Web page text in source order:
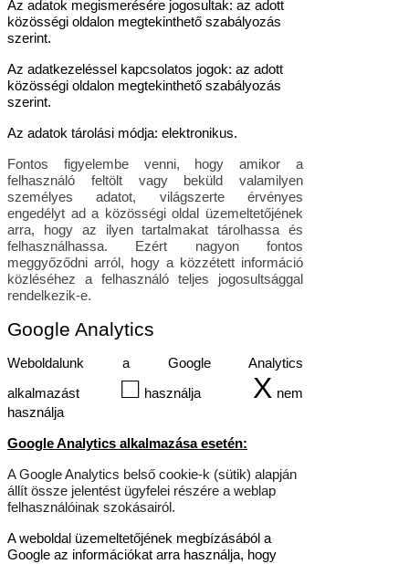
Az adatok megismerésére jogosultak: az adott
közösségi oldalon megtekinthető szabályozás
szerint.
Az adatkezeléssel kapcsolatos jogok: az adott
közösségi oldalon megtekinthető szabályozás
szerint.
Az adatok tárolási módja: elektronikus.
Fontos figyelembe venni, hogy amikor a
felhasználó feltölt vagy beküld valamilyen
személyes adatot, világszerte érvényes
engedélyt ad a közösségi oldal üzemeltetőjének
arra, hogy az ilyen tartalmakat tárolhassa és
felhasználhassa. Ezért nagyon fontos
meggyőződni arról, hogy a közzétett információ
közléséhez a felhasználó teljes jogosultsággal
rendelkezik-e.
Google Analytics
Weboldalunk a Google Analytics
alkalmazást □ használja Xnem
használja
Google Analytics alkalmazása esetén:
A Google Analytics belső cookie-k (sütik) alapján
állít össze jelentést ügyfelei részére a weblap
felhasználóinak szokásairól.
A weboldal üzemeltetőjének megbízásából a
Google az információkat arra használja, hogy